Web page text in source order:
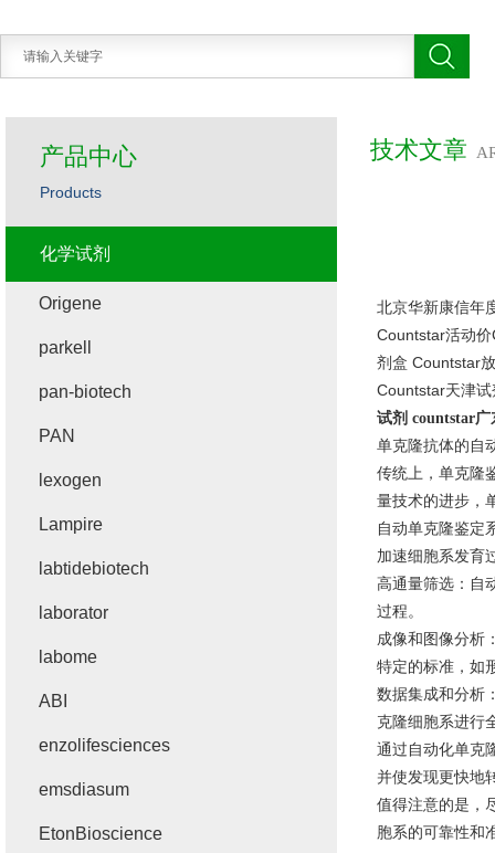
技术文章
北京华新康信年
Countstar活动价
剂盒 Countstar
Countstar天津
试剂 countstar
单克隆抗体的自
传统上，单克隆
量技术的进步，
自动单克隆鉴定
加速细胞系发育
高通量筛选：自
过程。
成像和图像分析
特定的标准，如
数据集成和分析
克隆细胞系进行
通过自动化单克
并使发现更快地
值得注意的是，
胞系的可靠性和
产品中心
Products
化学试剂
Origene
parkell
pan-biotech
PAN
lexogen
Lampire
labtidebiotech
laborator
labome
ABI
enzolifesciences
emsdiasum
EtonBioscience